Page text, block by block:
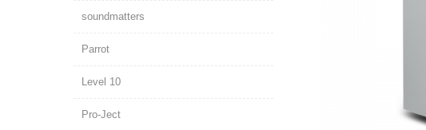
soundmatters
Parrot
Level 10
Pro-Ject